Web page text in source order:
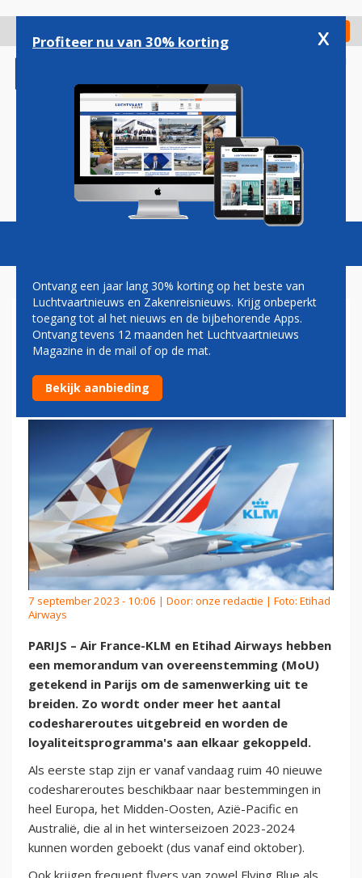
gaan
Check in
Magazine Podcasts Vacatures
AIR FRANCE-KLM EN ETIHAD
BREIDEN SAMENWERKING
UIT
7 september 2023 - 10:06 | Door: onze redactie | Foto: Etihad
Airways
PARIJS – Air France-KLM en Etihad Airways hebben
een memorandum van overeenstemming (MoU)
getekend in Parijs om de samenwerking uit te
breiden. Zo wordt onder meer het aantal
codeshareroutes uitgebreid en worden de
loyaliteitsprogramma's aan elkaar gekoppeld.
Als eerste stap zijn er vanaf vandaag ruim 40 nieuwe
codeshareroutes beschikbaar naar bestemmingen in
heel Europa, het Midden-Oosten, Azië-Pacific en
Australië, die al in het winterseizoen 2023-2024
kunnen worden geboekt (dus vanaf eind oktober).
Profiteer nu van 30% korting x
Ontvang een jaar lang 30% korting op het beste van
Luchtvaartnieuws en Zakenreisnieuws. Krijg onbeperkt
toegang tot al het nieuws en de bijbehorende Apps.
Ontvang tevens 12 maanden het Luchtvaartnieuws
Magazine in de mail of op de mat.
Bekijk aanbieding